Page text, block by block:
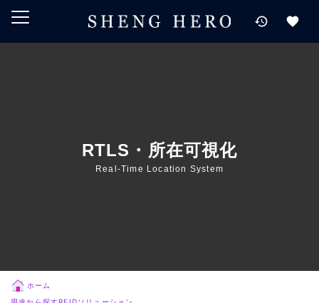
メインコンテンツにスキップ
RTLS・所在可視化
Real-Time Location System
ホーム